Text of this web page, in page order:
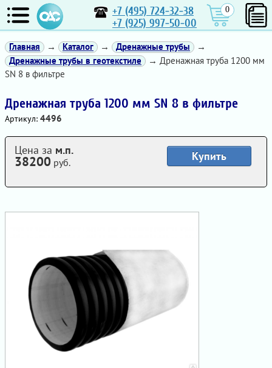
+7 (495) 724-32-38
+7 (925) 997-50-00
0
Главная → Каталог → Дренажные трубы
→
Дренажные трубы в геотекстиле
→ Дренажная труба 1200 мм
SN 8 в фильтре
Дренажная труба 1200 мм SN 8 в фильтре
Артикул: 4496
Купить
Цена за м.п.
38200 руб.